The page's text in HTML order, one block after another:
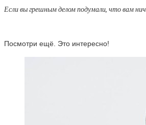
Если вы грешным делом подумали, что вам
Посмотри ещё. Это интересно!